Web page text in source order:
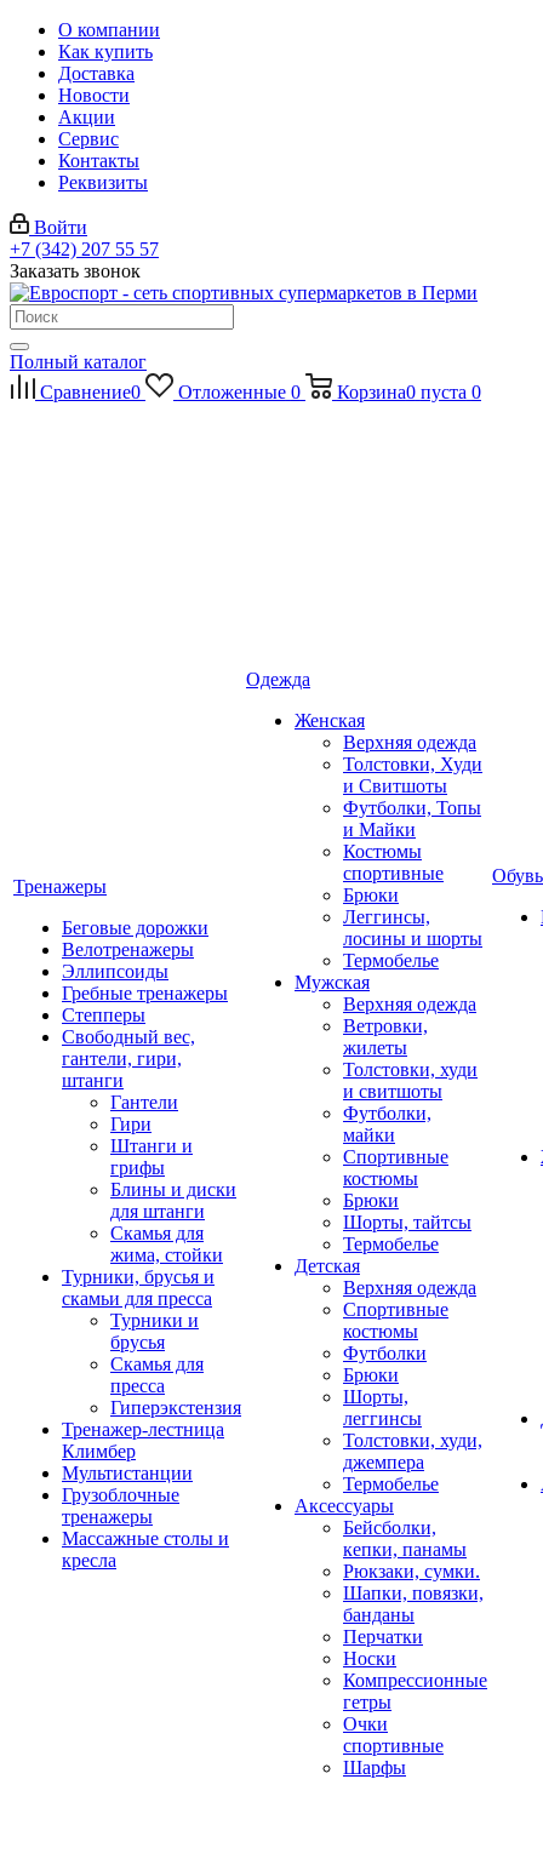
О компании
Как купить
Доставка
Новости
Акции
Сервис
Контакты
Реквизиты
Войти
+7 (342) 207 55 57
Заказать звонок
Полный каталог
Сравнение0 Отложенные 0 Корзина0 пуста 0
Тренажеры
Беговые дорожки
Велотренажеры
Эллипсоиды
Гребные тренажеры
Степперы
Свободный вес,
гантели, гири,
штанги
Гантели
Гири
Штанги и
грифы
Блины и диски
для штанги
Скамья для
жима, стойки
Турники, брусья и
скамьи для пресса
Турники и
брусья
Скамья для
пресса
Гиперэкстензия
Тренажер-лестница
Климбер
Мультистанции
Грузоблочные
тренажеры
Массажные столы и
кресла
Одежда
Женская
Верхняя одежда
Толстовки, Худи
и Свитшоты
Футболки, Топы
и Майки
Костюмы
спортивные
Брюки
Леггинсы,
лосины и шорты
Термобелье
Мужская
Верхняя одежда
Ветровки,
жилеты
Толстовки, худи
и свитшоты
Футболки,
майки
Спортивные
костюмы
Брюки
Шорты, тайтсы
Термобелье
Детская
Верхняя одежда
Спортивные
костюмы
Футболки
Брюки
Шорты,
леггинсы
Толстовки, худи,
джемпера
Термобелье
Аксессуары
Бейсболки,
кепки, панамы
Рюкзаки, сумки.
Шапки, повязки,
банданы
Перчатки
Носки
Компрессионные
гетры
Очки
спортивные
Шарфы
Обувь